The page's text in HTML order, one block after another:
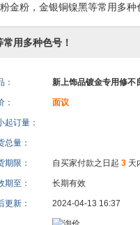
金粉，金银铜镍黑等常用多种
用多种色号！
： 新上饰品镀金专用修不
： 面议
起订量：
总量：
期限： 自买家付款之日起 3 天
期至： 长期有效
更新： 2024-04-13 16:37